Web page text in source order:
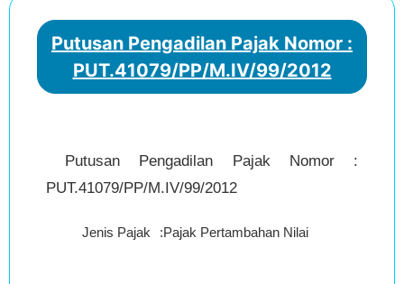
Putusan Pengadilan Pajak Nomor :
PUT.41079/PP/M.IV/99/2012
Putusan Pengadilan Pajak Nomor :
PUT.41079/PP/M.IV/99/2012
Jenis Pajak :Pajak Pertambahan Nilai